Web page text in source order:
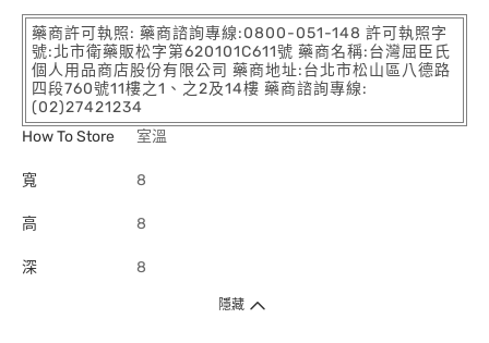
藥商許可執照: 藥商諮詢專線:0800-051-148 許可執照字
號:北市衛藥販松字第620101C611號 藥商名稱:台灣屈臣氏
個人用品商店股份有限公司 藥商地址:台北市松山區八德路
四段760號11樓之1、之2及14樓 藥商諮詢專線:
(02)27421234
How To Store
室溫
寬 8
高 8
深 8
隱藏